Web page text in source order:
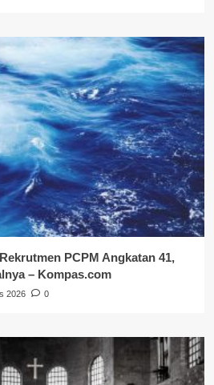
PCPM Angkatan 41,
– Kompas.com
2026 0